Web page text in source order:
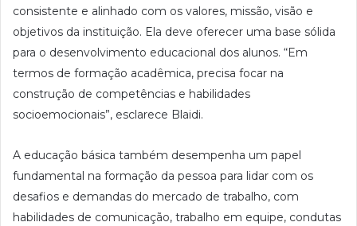
consistente e alinhado com os valores, missão, visão e
objetivos da instituição. Ela deve oferecer uma base sólida
para o desenvolvimento educacional dos alunos. “Em
termos de formação acadêmica, precisa focar na
construção de competências e habilidades
socioemocionais”, esclarece Blaidi.
A educação básica também desempenha um papel
fundamental na formação da pessoa para lidar com os
desafios e demandas do mercado de trabalho, com
habilidades de comunicação, trabalho em equipe, condutas